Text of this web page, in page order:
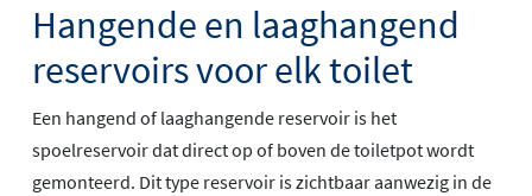
Hangende en laaghangend
reservoirs voor elk toilet
Een hangend of laaghangende reservoir is het
spoelreservoir dat direct op of boven de toiletpot wordt
gemonteerd. Dit type reservoir is zichtbaar aanwezig in de